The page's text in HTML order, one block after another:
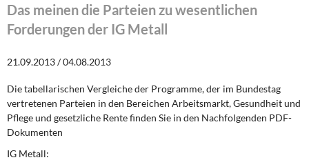
Leitlinien linker Wirtschafts- und Finanzpolitik
Öffentliche Infrastruktur und Daseinsvorsorge
Das meinen die Parteien zu wesentlichen
Forderungen der IG Metall
21.09.2013 / 04.08.2013
Die tabellarischen Vergleiche der Programme, der im Bundestag
vertretenen Parteien in den Bereichen Arbeitsmarkt, Gesundheit und
Pflege und gesetzliche Rente finden Sie in den Nachfolgenden PDF-
Dokumenten
IG Metall: